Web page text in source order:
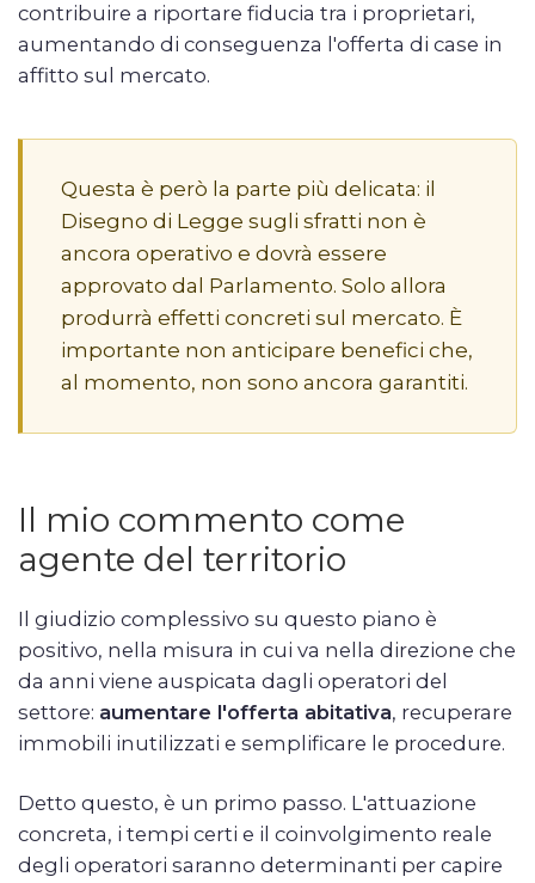
contribuire a riportare fiducia tra i proprietari,
aumentando di conseguenza l'offerta di case in
affitto sul mercato.
Questa è però la parte più delicata: il
Disegno di Legge sugli sfratti non è
ancora operativo e dovrà essere
approvato dal Parlamento. Solo allora
produrrà effetti concreti sul mercato. È
importante non anticipare benefici che,
al momento, non sono ancora garantiti.
Il mio commento come
agente del territorio
Il giudizio complessivo su questo piano è
positivo, nella misura in cui va nella direzione che
da anni viene auspicata dagli operatori del
settore: aumentare l'offerta abitativa, recuperare
immobili inutilizzati e semplificare le procedure.
Detto questo, è un primo passo. L'attuazione
concreta, i tempi certi e il coinvolgimento reale
degli operatori saranno determinanti per capire